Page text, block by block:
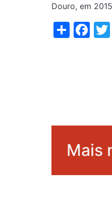
Douro, em
Share
Mais